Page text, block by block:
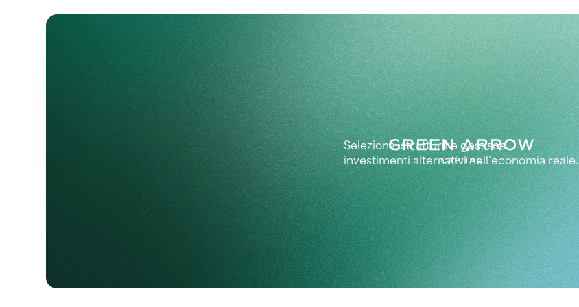
Seleziona, struttura e gestisce
investimenti alternativi nell’economia reale.